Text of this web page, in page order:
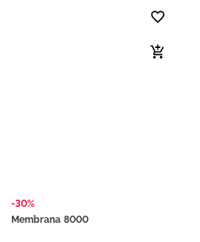
-30%
Membrana 8000